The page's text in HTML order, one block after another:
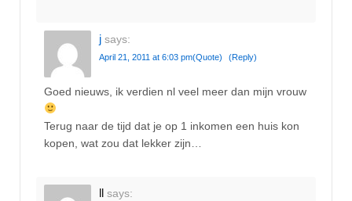
j says:
April 21, 2011 at 6:03 pm(Quote) (Reply)
Goed nieuws, ik verdien nl veel meer dan mijn vrouw
Terug naar de tijd dat je op 1 inkomen een huis kon
kopen, wat zou dat lekker zijn…
ll says: